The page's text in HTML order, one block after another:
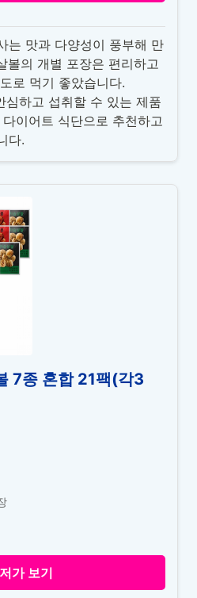
는 맛과 다양성이 풍부해 만
볼의 개별 포장은 편리하고
로 먹기 좋았습니다.
심하고 섭취할 수 있는 제품
이어트 식단으로 추천하고
다.
7종 혼합 21팩(각3
가 보기